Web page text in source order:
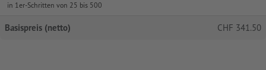
in 1er-Schritten von 25 bis 500
Basispreis (netto) CHF 341.50